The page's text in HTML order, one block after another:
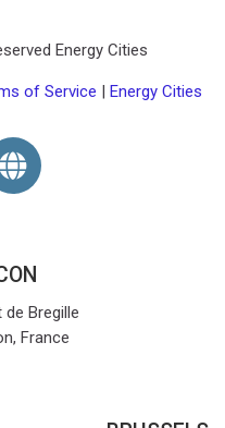
Energy Cities
of Service | Energy Cities
Bregille
France